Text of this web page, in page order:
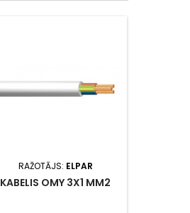
RAŽOTĀJS: ELPAR
KABELIS OMY 3X1 MM2